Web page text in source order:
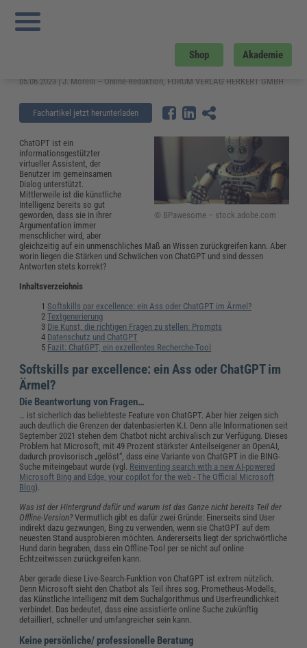
Shop Akademie
Sie sind hier:
darf ChatGPT und ist er unfehlbar?
Was kann oder darf ChatGPT und ist
05.06.2023 | J. Morelli – Online-Redaktion, FORUM VERLAG HERKERT GMBH
Fachartikel jetzt herunterladen
© BPawesome – stock.adobe.com
ChatGPT ist ein
informationsgestützter
virtueller Assistent, der
Benutzer im gemeinsamen
Dialog unterstützt.
Mittlerweile ist die künstliche
Intelligenz bereits so gut
geworden, dass sie in ihrer
Argumentation immer
menschlicher wird, aber
gleichzeitig auf ein unmenschliches Maß an Wissen zurückgreifen kann. Aber
worin liegen die Stärken und Schwächen von ChatGPT und sind dessen
Antworten stets korrekt?
Inhaltsverzeichnis
Softskills par excellence: ein Ass oder ChatGPT im Ärmel?
Textgenerierung
Die Kunst, die richtigen Fragen zu stellen: Prompts
Datenschutz und ChatGPT
Fazit: ChatGPT, ein exzellentes Recherche-Tool
Softskills par excellence: ein Ass oder ChatGPT im
Ärmel?
Die Beantwortung von Fragen…
… ist sicherlich das beliebteste Feature von ChatGPT. Aber hier zeigen sich
auch deutlich die Grenzen der datenbasierten K.I. Denn alle Informationen seit
September 2021 stehen dem Chatbot nicht archivalisch zur Verfügung. Dieses
Problem hat Microsoft, mit 49 Prozent stärkster Anteilseigener an OpenAI,
dadurch provisorisch „gelöst“, dass eine Variante von ChatGPT in die BING-
Suche miteingebaut wurde (vgl. Reinventing search with a new AI-powered
Microsoft Bing and Edge, your copilot for the web - The Official Microsoft
Blog).
Was ist der Hintergrund dafür und warum ist das Ganze nicht bereits Teil der
Offline-Version?Vermutlich gibt es dafür zwei Gründe: Einerseits sind User
indirekt dazu gezwungen, Bing zu verwenden, wenn sie ChatGPT auf dem
neuesten Stand ausprobieren möchten. Andererseits liegt der sprichwörtliche
Hund darin begraben, dass ein Offline-Tool per se nicht auf online
Echtzeitwissen zurückgreifen kann.
Aber gerade diese Live-Search-Funktion von ChatGPT ist extrem nützlich.
Denn Microsoft sieht den Chatbot als Teil ihres sog. Prometheus-Modells,
das Künstliche Intelligenz mit dem Suchalgorithmus und Userfreundlichkeit
verbindet. Das bedeutet, dass eine assistierte online Suche zukünftig
detailliert, schneller und umfangreicher sein kann.
Keine persönliche/ professionelle Beratung